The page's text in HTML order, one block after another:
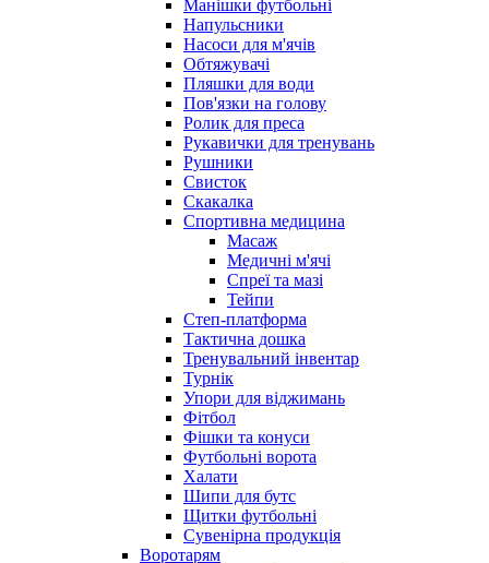
Манішки футбольні
Напульсники
Насоси для м'ячів
Обтяжувачі
Пляшки для води
Пов'язки на голову
Ролик для преса
Рукавички для тренувань
Рушники
Свисток
Скакалка
Спортивна медицина
Масаж
Медичні м'ячі
Спреї та мазі
Тейпи
Степ-платформа
Тактична дошка
Тренувальний інвентар
Турнік
Упори для віджимань
Фітбол
Фішки та конуси
Футбольні ворота
Халати
Шипи для бутс
Щитки футбольні
Сувенірна продукція
Воротарям